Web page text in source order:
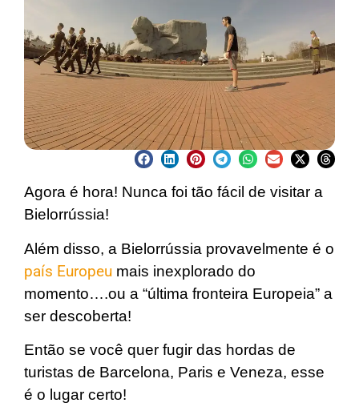
Agora é hora! Nunca foi tão fácil de visitar a
Bielorrússia!
Além disso, a Bielorrússia provavelmente é o
país Europeu mais inexplorado do
momento….ou a “última fronteira Europeia” a
ser descoberta!
Então se você quer fugir das hordas de
turistas de Barcelona, Paris e Veneza, esse
é o lugar certo!